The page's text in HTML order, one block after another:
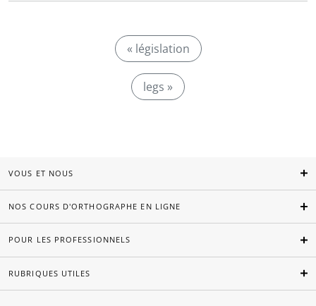
« législation
legs »
VOUS ET NOUS
NOS COURS D'ORTHOGRAPHE EN LIGNE
POUR LES PROFESSIONNELS
RUBRIQUES UTILES